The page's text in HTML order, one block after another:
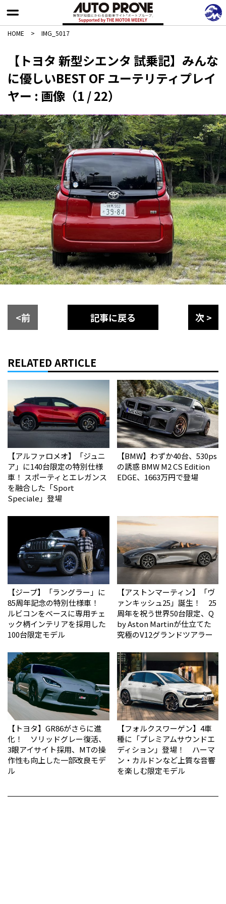
HOME > IMG_5017
【トヨタ 新型シエンタ 試乗記】みんな
に優しいBEST OF ユーテリティプレイ
ヤー : 画像（1 / 22）
<前 記事に戻る 次 >
RELATED ARTICLE
【アルファロメオ】「ジュニ
ア」に140台限定の特別仕様
車！ スポーティとエレガンス
を融合した「Sport
Speciale」登場
【BMW】わずか40台、530ps
の誘惑 BMW M2 CS Edition
EDGE、1663万円で登場
【ジープ】「ラングラー」に
85周年記念の特別仕様車！
ルビコンをベースに専用チェ
ック柄インテリアを採用した
100台限定モデル
【アストンマーティン】「ヴ
ァンキッシュ25」誕生！ 25
周年を祝う世界50台限定、Q
by Aston Martinが仕立てた
究極のV12グランドツアラー
【トヨタ】GR86がさらに進
化！ ソリッドグレー復活、
3眼アイサイト採用、MTの操
作性も向上した一部改良モデ
ル
【フォルクスワーゲン】4車
種に「プレミアムサウンドエ
ディション」登場！ ハーマ
ン・カルドンなど上質な音響
を楽しむ限定モデル